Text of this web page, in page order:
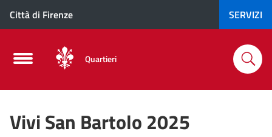
Città di Firenze SERVIZI
Quartieri
Vivi San Bartolo 2025